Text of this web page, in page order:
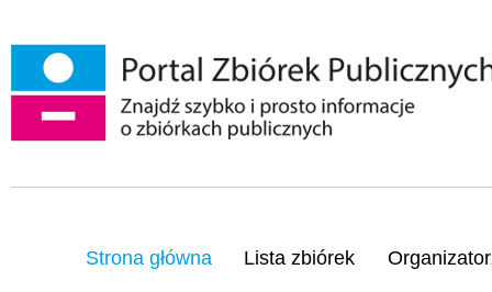
Strona główna Lista zbiórek